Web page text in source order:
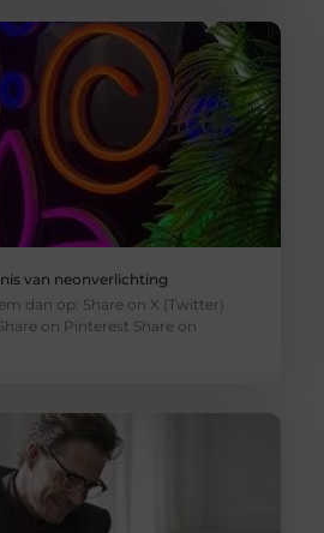
van neonverlichting
dan op: Share on X (Twitter)
on Pinterest Share on